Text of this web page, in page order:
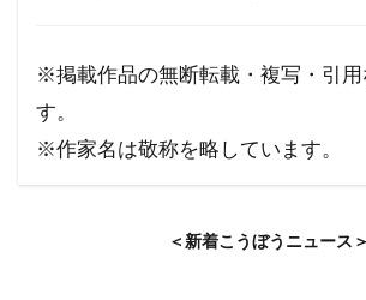
※掲載作品の無断転載・複写・引用
す。
※作家名は敬称を略しています。
＜新着こうぼうニュース＞